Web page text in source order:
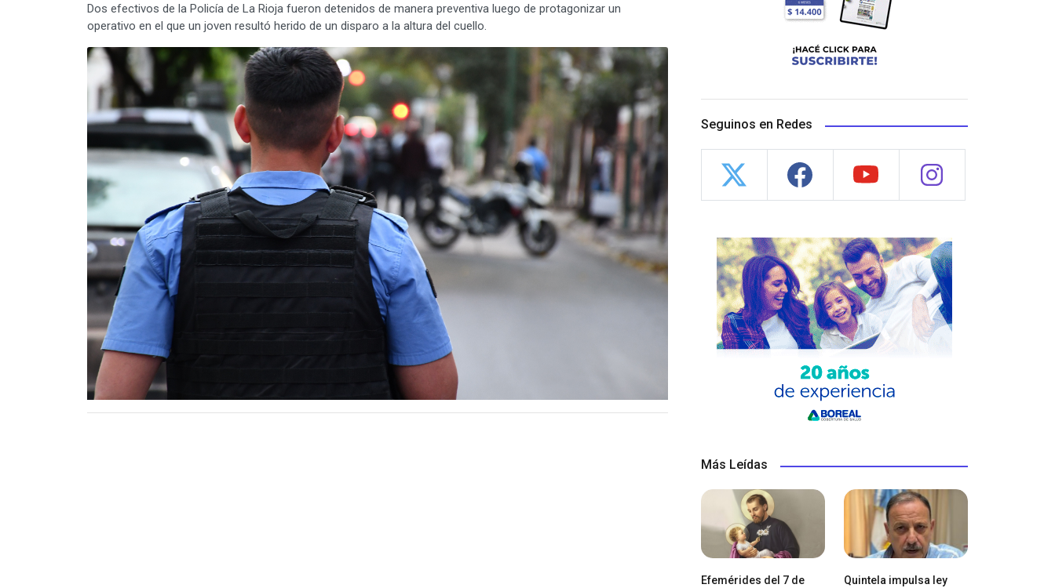
Dos efectivos de la Policía de La Rioja fueron detenidos de manera preventiva luego de protagonizar un
operativo en el que un joven resultó herido de un disparo a la altura del cuello.
Seguinos en Redes
Más Leídas
Efemérides del 7 de
Quintela impulsa ley